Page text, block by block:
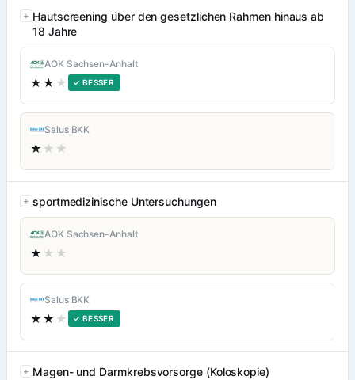
Hautscreening über den gesetzlichen Rahmen hinaus ab
18 Jahre
AOK Sachsen-Anhalt
★★ ★ ✓ BESSER
Salus BKK
★ ★★
sportmedizinische Untersuchungen
AOK Sachsen-Anhalt
★ ★★
Salus BKK
★★ ★ ✓ BESSER
Magen- und Darmkrebsvorsorge (Koloskopie)